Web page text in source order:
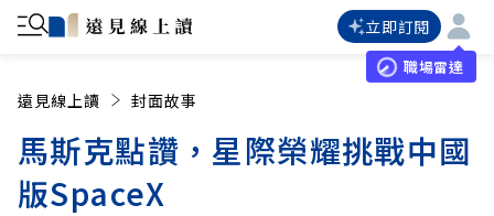
立即訂閱
職場雷達
遠見線上讀 封面故事
馬斯克點讚，星際榮耀挑戰中國
版SpaceX